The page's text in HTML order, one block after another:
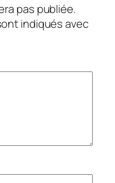
pas publiée.
indiqués avec